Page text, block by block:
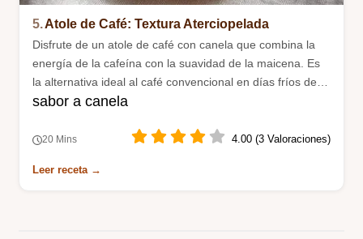
5.Atole de Café: Textura Aterciopelada
Disfrute de un atole de café con canela que combina la
energía de la cafeína con la suavidad de la maicena. Es
la alternativa ideal al café convencional en días fríos de
invierno.
sabor a canela
20 Mins 4.00 (3 Valoraciones)
Leer receta →